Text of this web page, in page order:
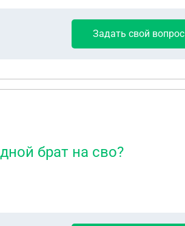
Задать свой вопрос
брат на сво?